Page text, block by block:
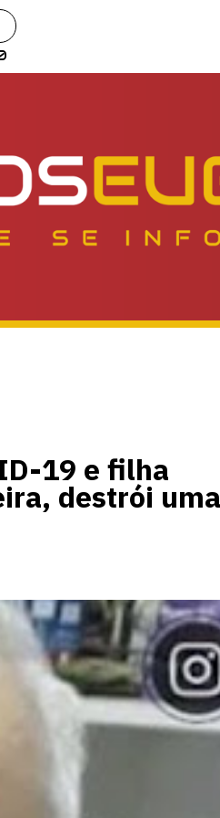
19 e filha
destrói uma